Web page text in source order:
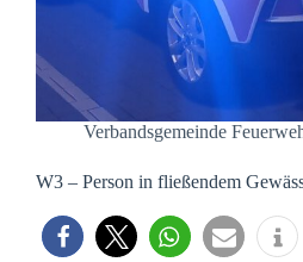
Verbandsgemeinde
W3 – Person in fließendem